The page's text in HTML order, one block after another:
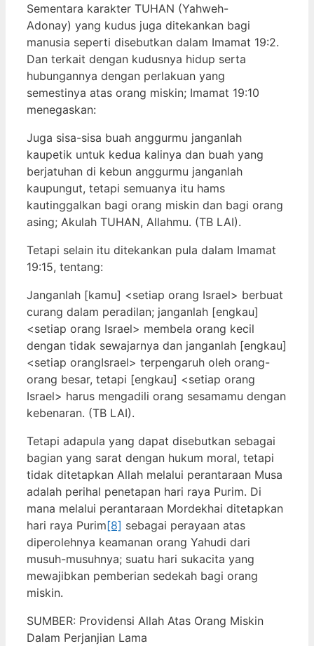
Sementara karakter TUHAN (Yahweh-
Adonay) yang kudus juga ditekankan bagi
manusia seperti disebutkan dalam Imamat 19:2.
Dan terkait dengan kudusnya hidup serta
hubungannya dengan perlakuan yang
semestinya atas orang miskin; Imamat 19:10
menegaskan:
Juga sisa-sisa buah anggurmu janganlah
kaupetik untuk kedua kalinya dan buah yang
berjatuhan di kebun anggurmu janganlah
kaupungut, tetapi semuanya itu hams
kautinggalkan bagi orang miskin dan bagi orang
asing; Akulah TUHAN, Allahmu. (TB LAI).
Tetapi selain itu ditekankan pula dalam Imamat
19:15, tentang:
Janganlah [kamu] <setiap orang Israel> berbuat
curang dalam peradilan; janganlah [engkau]
<setiap orang Israel> membela orang kecil
dengan tidak sewajarnya dan janganlah [engkau]
<setiap orangIsrael> terpengaruh oleh orang-
orang besar, tetapi [engkau] <setiap orang
Israel> harus mengadili orang sesamamu dengan
kebenaran. (TB LAI).
Tetapi adapula yang dapat disebutkan sebagai
bagian yang sarat dengan hukum moral, tetapi
tidak ditetapkan Allah melalui perantaraan Musa
adalah perihal penetapan hari raya Purim. Di
mana melalui perantaraan Mordekhai ditetapkan
hari raya Purim[8] sebagai perayaan atas
diperolehnya keamanan orang Yahudi dari
musuh­-musuhnya; suatu hari sukacita yang
mewajibkan pemberian sedekah bagi orang
miskin.
SUMBER: Providensi Allah Atas Orang Miskin
Dalam Perjanjian Lama